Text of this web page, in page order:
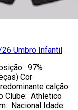
Umbro Infantil
97%
Cor
calção:
Clube: Athletico
Nacional Idade: